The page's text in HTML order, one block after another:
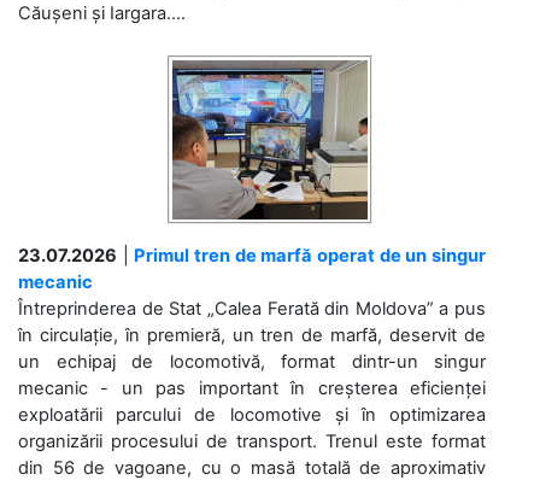
Căușeni și Iargara....
23.07.2026
Primul tren de marfă operat de un singur
mecanic
Întreprinderea de Stat „Calea Ferată din Moldova” a pus
în circulație, în premieră, un tren de marfă, deservit de
un echipaj de locomotivă, format dintr-un singur
mecanic - un pas important în creșterea eficienței
exploatării parcului de locomotive și în optimizarea
organizării procesului de transport. Trenul este format
din 56 de vagoane, cu o masă totală de aproximativ